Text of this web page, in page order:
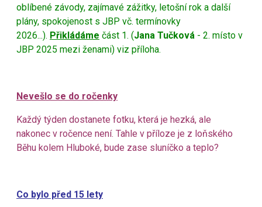
oblíbené závody, zajímavé zážitky, letošní rok a další
plány, spokojenost s JBP vč. termínovky
2026...). Přikládáme část 1. (Jana Tučková - 2. místo v
JBP 2025 mezi ženami) viz příloha.
Nevešlo se do ročenky
Každý týden dostanete fotku, která je hezká, ale
nakonec v ročence není. Tahle v příloze je z loňského
Běhu kolem Hluboké, bude zase sluníčko a teplo?
Co bylo před 15 lety